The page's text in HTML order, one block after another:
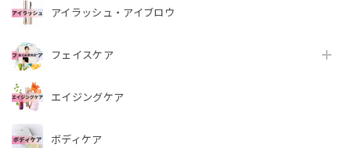
アイラッシュ・アイブロウ
フェイスケア
エイジングケア
ボディケア